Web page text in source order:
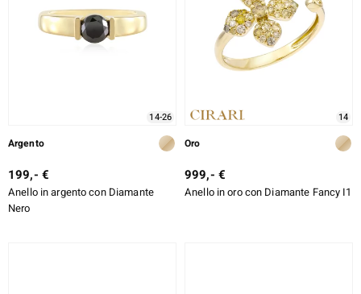
14-26
Argento
199,- €
Anello in argento con Diamante
Nero
14
Oro
999,- €
Anello in oro con Diamante Fancy I1